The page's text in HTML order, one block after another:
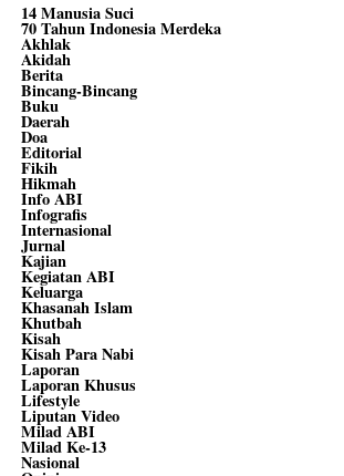
14 Manusia Suci
70 Tahun Indonesia Merdeka
Akhlak
Akidah
Berita
Bincang-Bincang
Buku
Daerah
Doa
Editorial
Fikih
Hikmah
Info ABI
Infografis
Internasional
Jurnal
Kajian
Kegiatan ABI
Keluarga
Khasanah Islam
Khutbah
Kisah
Kisah Para Nabi
Laporan
Laporan Khusus
Lifestyle
Liputan Video
Milad ABI
Milad Ke-13
Nasional